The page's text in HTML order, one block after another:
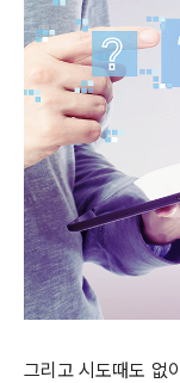
그리고 시도때도 없